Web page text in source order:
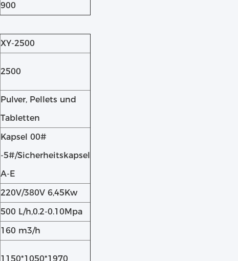
900
XY-2500
2500
Pulver, Pellets und
Tabletten
Kapsel 00#
-5#/Sicherheitskapsel
A-E
220V/380V 6,45Kw
500 L/h,0.2-0.10Mpa
160 m3/h
1150*1050*1970